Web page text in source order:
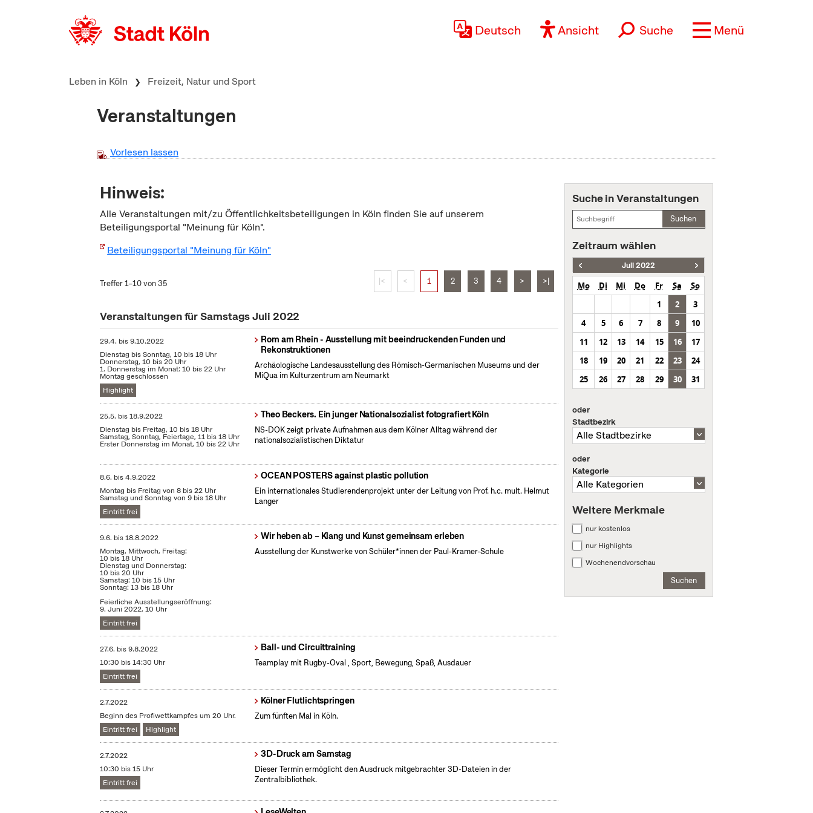
Deutsch Ansicht Suche Menü
Leben in Köln Freizeit, Natur und Sport
Veranstaltungen
Vorlesen lassen
Hinweis:
Alle Veranstaltungen mit/zu Öffentlichkeitsbeteiligungen in Köln finden Sie auf unserem
Beteiligungsportal "Meinung für Köln".
Beteiligungsportal "Meinung für Köln"
Treffer 1–10 von 35 |< < 1 2 3 4 > >|
Veranstaltungen für Samstags Juli 2022
29.4. bis9.10.2022
Dienstag bis Sonntag, 10 bis 18 Uhr
Donnerstag, 10 bis 20 Uhr
1. Donnerstag im Monat: 10 bis 22 Uhr
Montag geschlossen
Highlight
Rom am Rhein - Ausstellung mit beeindruckenden Funden und
Rekonstruktionen
Archäologische Landesausstellung des Römisch-Germanischen Museums und der
MiQua im Kulturzentrum am Neumarkt
25.5. bis18.9.2022
Dienstag bis Freitag, 10 bis 18 Uhr
Samstag, Sonntag, Feiertage, 11 bis 18 Uhr
Erster Donnerstag im Monat, 10 bis 22 Uhr
Theo Beckers. Ein junger Nationalsozialist fotografiert Köln
NS-DOK zeigt private Aufnahmen aus dem Kölner Alltag während der
nationalsozialistischen Diktatur
8.6. bis4.9.2022
Montag bis Freitag von 8 bis 22 Uhr
Samstag und Sonntag von 9 bis 18 Uhr
Eintritt frei
OCEAN POSTERS against plastic pollution
Ein internationales Studierendenprojekt unter der Leitung von Prof. h.c. mult. Helmut
Langer
9.6. bis18.8.2022
Montag, Mittwoch, Freitag:
10 bis 18 Uhr
Dienstag und Donnerstag:
10 bis 20 Uhr
Samstag: 10 bis 15 Uhr
Sonntag: 13 bis 18 Uhr
Feierliche Ausstellungseröffnung:
9. Juni 2022, 10 Uhr
Eintritt frei
Wir heben ab – Klang und Kunst gemeinsam erleben
Ausstellung der Kunstwerke von Schüler*innen der Paul-Kramer-Schule
27.6. bis9.8.2022
10:30 bis 14:30 Uhr
Eintritt frei
Ball- und Circuittraining
Teamplay mit Rugby-Oval , Sport, Bewegung, Spaß, Ausdauer
2.7.2022
Beginn des Profiwettkampfes um 20 Uhr.
Eintritt frei
Highlight
Kölner Flutlichtspringen
Zum fünften Mal in Köln.
2.7.2022
10:30 bis 15 Uhr
Eintritt frei
3D-Druck am Samstag
Dieser Termin ermöglicht den Ausdruck mitgebrachter 3D-Dateien in der
Zentralbibliothek.
Suche in Veranstaltungen
Suchen
Zeitraum wählen
Juli 2022
Mo Di Mi Do Fr Sa
So
1
2
3
4
5 6 7 8 9
10
11
12 13 14 15 16
17
18
19 20 21 22 23
24
25
26 27 28 29 30 31
oder
Stadtbezirk
oder
Kategorie
Weitere Merkmale
nur kostenlos
nur Highlights
Wochenendvorschau
Suchen